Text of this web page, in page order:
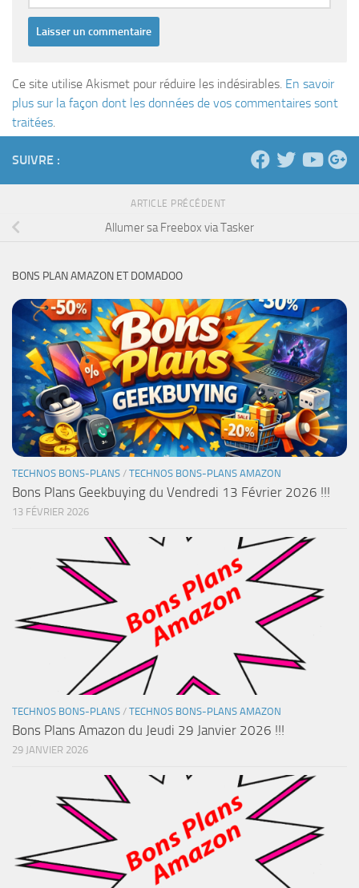
Ce site utilise Akismet pour réduire les indésirables. En savoir
plus sur la façon dont les données de vos commentaires sont
traitées.
SUIVRE :
ARTICLE PRÉCÉDENT
Allumer sa Freebox via Tasker
BONS PLAN AMAZON ET DOMADOO
TECHNOS BONS-PLANS / TECHNOS BONS-PLANS AMAZON
Bons Plans Geekbuying du Vendredi 13 Février 2026 !!!
13 FÉVRIER 2026
TECHNOS BONS-PLANS / TECHNOS BONS-PLANS AMAZON
Bons Plans Amazon du Jeudi 29 Janvier 2026 !!!
29 JANVIER 2026